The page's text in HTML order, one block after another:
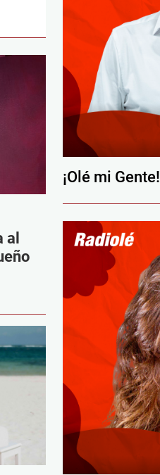
al
¡Olé mi Gente!